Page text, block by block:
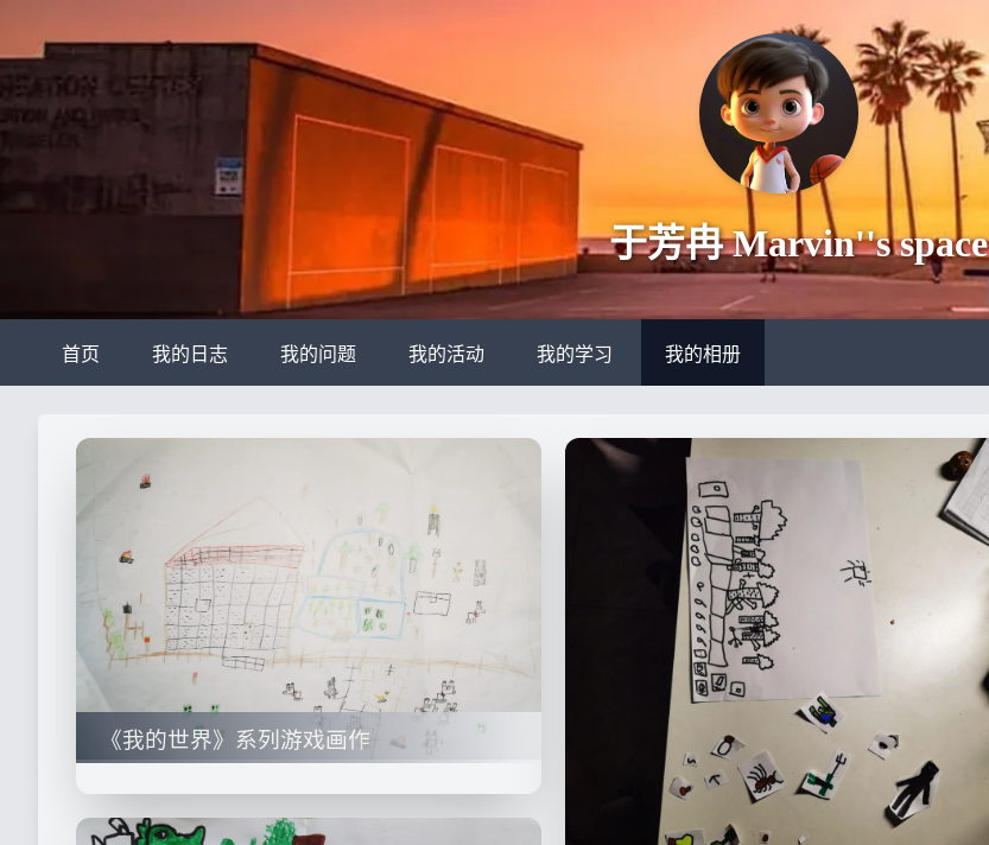
于芳冉 Marvin''s space
首页 我的日志 我的问题 我的活动 我的学习 我的相册
《我的世界》系列游戏画作